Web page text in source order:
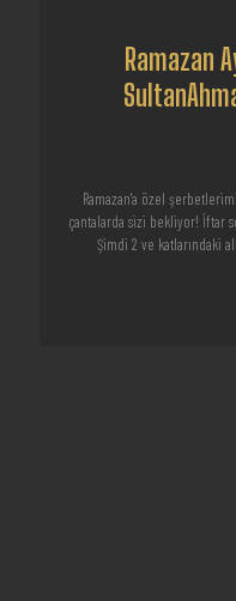
Ramazan
Ramazan'a özel
çantalarda sizi bekliyor! İftar
Şimdi 2 ve katlarındaki